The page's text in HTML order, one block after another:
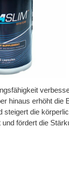
hinaus erhöht die
steigert die
und fördert die